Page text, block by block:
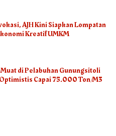
AJH Kini Siapkan Lompatan
Kreatif UMKM
di Pelabuhan Gunungsitoli
Capai 75.000 Ton/M3